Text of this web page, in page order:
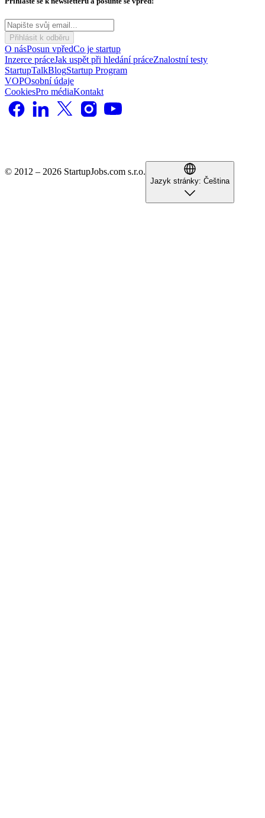
Přihlásit k odběru
O násPosun vpředCo je startup
Inzerce práceJak uspět při hledání práceZnalostní testy
StartupTalkBlogStartup Program
VOPOsobní údaje
CookiesPro médiaKontakt
© 2012 – 2026 StartupJobs.com s.r.o.
Jazyk stránky: Čeština